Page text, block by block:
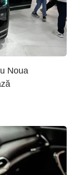
Noua